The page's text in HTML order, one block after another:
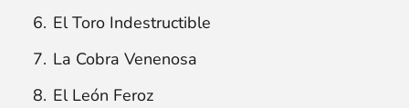
El Toro Indestructible
La Cobra Venenosa
El León Feroz